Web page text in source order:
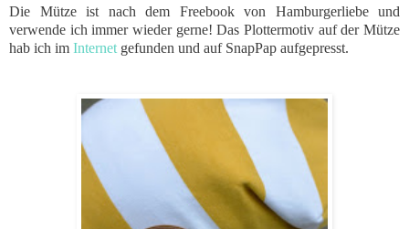
Die Mütze ist nach dem Freebook von Hamburgerliebe und
verwende ich immer wieder gerne! Das Plottermotiv auf der Mütze
hab ich im Internetgefunden und auf SnapPap aufgepresst.